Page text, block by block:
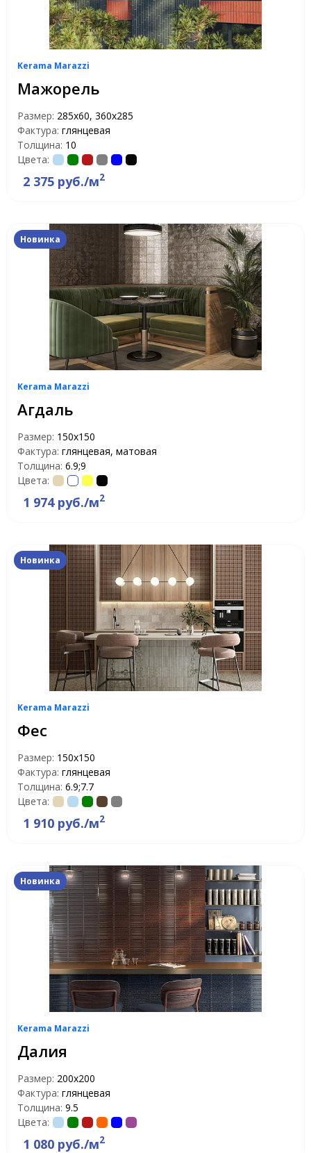
Kerama Marazzi
Мажорель
Размер: 285x60, 360x285
Фактура: глянцевая
Толщина: 10
Цвета:
2 375 руб./м2
Новинка
Kerama Marazzi
Агдаль
Размер: 150x150
Фактура: глянцевая, матовая
Толщина: 6.9;9
Цвета:
1 974 руб./м2
Новинка
Kerama Marazzi
Фес
Размер: 150x150
Фактура: глянцевая
Толщина: 6.9;7.7
Цвета:
1 910 руб./м2
Новинка
Kerama Marazzi
Далия
Размер: 200x200
Фактура: глянцевая
Толщина: 9.5
Цвета:
1 080 руб./м2